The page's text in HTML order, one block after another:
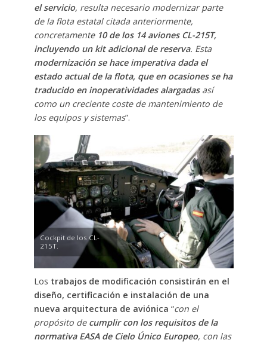
el servicio, resulta necesario modernizar parte
de la flota estatal citada anteriormente,
concretamente 10 de los 14 aviones CL-215T,
incluyendo un kit adicional de reserva. Esta
modernización se hace imperativa dada el
estado actual de la flota, que en ocasiones se ha
traducido en inoperatividades alargadasasí
como un creciente coste de mantenimiento de
los equipos y sistemas”.
Cockpit de los CL-
215T.
Los trabajos de modificación consistirán en el
diseño, certificación e instalación de una
nueva arquitectura de aviónica “con el
propósito de cumplir con los requisitos de la
normativa EASA de Cielo Único Europeo, con las